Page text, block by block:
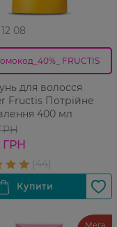
08
FRUCTIS
для волосся
Fructis Потрійне
400 мл
ГРН
Мега